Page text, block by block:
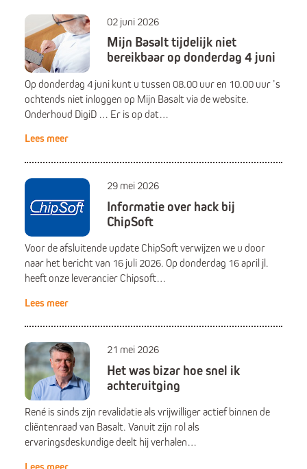
02 juni 2026
Mijn Basalt tijdelijk niet
bereikbaar op donderdag 4 juni
Op donderdag 4 juni kunt u tussen 08.00 uur en 10.00 uur ’s
ochtends niet inloggen op Mijn Basalt via de website.
Onderhoud DigiD … Er is op dat…
Lees meer
29 mei 2026
Informatie over hack bij
ChipSoft
Voor de afsluitende update ChipSoft verwijzen we u door
naar het bericht van 16 juli 2026. Op donderdag 16 april jl.
heeft onze leverancier Chipsoft…
Lees meer
21 mei 2026
Het was bizar hoe snel ik
achteruitging
René is sinds zijn revalidatie als vrijwilliger actief binnen de
cliëntenraad van Basalt. Vanuit zijn rol als
ervaringsdeskundige deelt hij verhalen…